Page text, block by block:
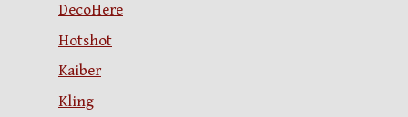
DecoHere
Hotshot
Kaiber
Kling